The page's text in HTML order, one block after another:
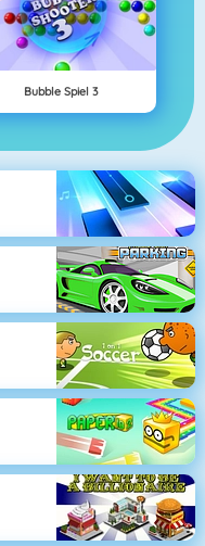
Bubble Spiel 3